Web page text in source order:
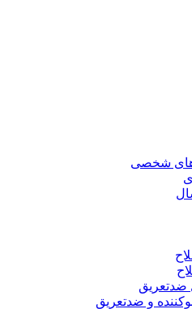
های شخصی
ضدتعریق
و ضدتعریق